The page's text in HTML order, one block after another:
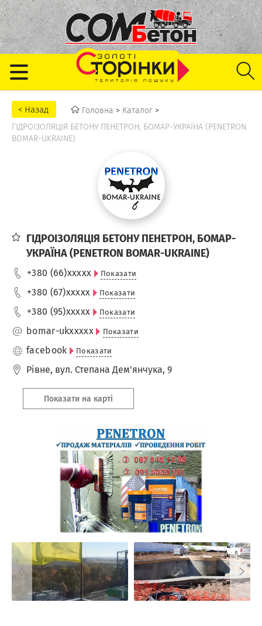
Головна > Каталог >
ГІДРОІЗОЛЯЦІЯ БЕТОНУ ПЕНЕТРОН, БОМАР-УКРАЇНА (PENETRON
BOMAR-UKRAINE)
ГІДРОІЗОЛЯЦІЯ БЕТОНУ ПЕНЕТРОН, БОМАР-
УКРАЇНА (PENETRON BOMAR-UKRAINE)
+380 (66)xxxxx Показати
+380 (67)xxxxx Показати
+380 (95)xxxxx Показати
bomar-ukxxxxx Показати
facebook Показати
Рівне, вул. Степана Дем'янчука, 9
Показати на карті